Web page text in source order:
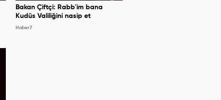
Bakan Çiftçi: Rabb'im bana
Kudüs Valiliğini nasip et
Haber7